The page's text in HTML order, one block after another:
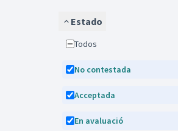
Estado
Todos
No contestada
Acceptada
En avaluació